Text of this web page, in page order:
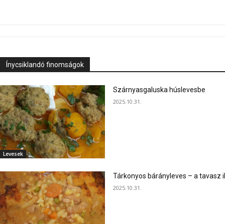
Ínycsiklandó finomságok
Levesek
Szárnyasgaluska húslevesbe
2025.10.31.
Tárkonyos bárányleves – a tavasz
2025.10.31.